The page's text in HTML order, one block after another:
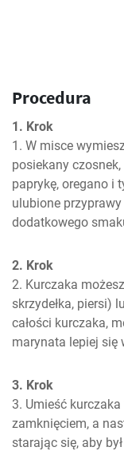
Procedura
1. Krok
1. W misce
posiekany czosnek,
paprykę, oregano i
ulubione
dodatkowego
2. Krok
2. Kurczaka
skrzydełka, piersi)
całości kurczaka,
marynata lepiej się
3. Krok
3. Umieść
zamknięciem, a
starając się, aby